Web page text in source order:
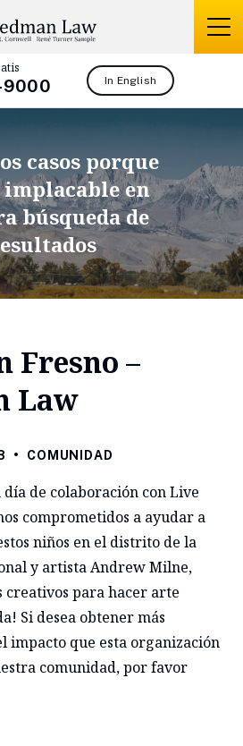
9000 In English
casos porque
en
búsqueda de
Fresno –
Law
• COMUNIDAD
de colaboración con Live
comprometidos a ayudar a
niños en el distrito de la
y artista Andrew Milne,
creativos para hacer arte
Si desea obtener más
impacto que esta organización
comunidad, por favor